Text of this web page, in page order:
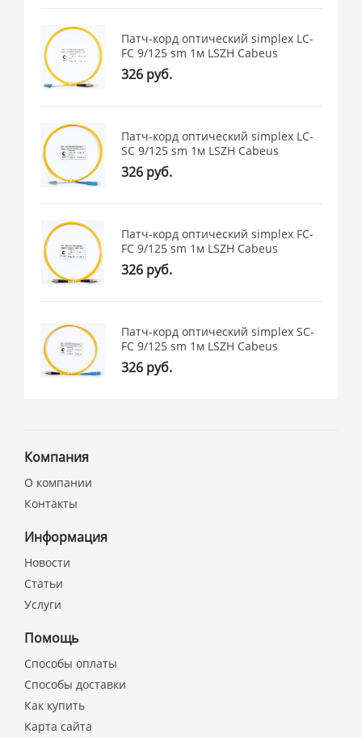
Патч-корд оптический simplex LC-
FC 9/125 sm 1м LSZH Cabeus
326 руб.
Патч-корд оптический simplex LC-
SC 9/125 sm 1м LSZH Cabeus
326 руб.
Патч-корд оптический simplex FC-
FC 9/125 sm 1м LSZH Cabeus
326 руб.
Патч-корд оптический simplex SC-
FC 9/125 sm 1м LSZH Cabeus
326 руб.
Компания
О компании
Контакты
Информация
Новости
Статьи
Услуги
Помощь
Способы оплаты
Способы доставки
Как купить
Карта сайта